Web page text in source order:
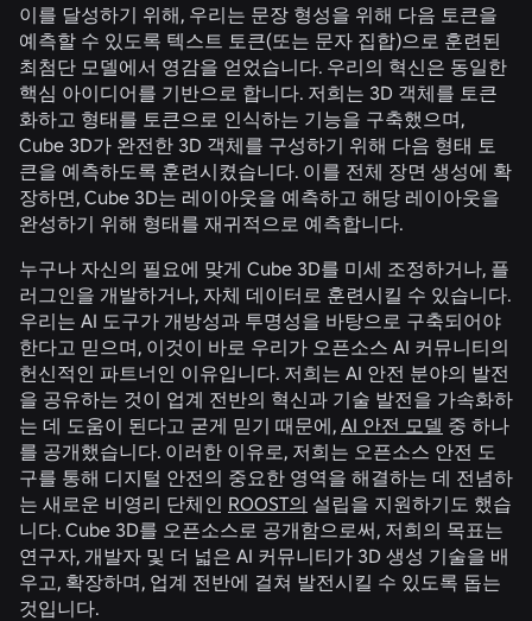
이를 달성하기 위해, 우리는 문장 형성을 위해 다음 토큰을
예측할 수 있도록 텍스트 토큰(또는 문자 집합)으로 훈련된
최첨단 모델에서 영감을 얻었습니다. 우리의 혁신은 동일한
핵심 아이디어를 기반으로 합니다. 저희는 3D 객체를 토큰
화하고 형태를 토큰으로 인식하는 기능을 구축했으며,
Cube 3D가 완전한 3D 객체를 구성하기 위해 다음 형태 토
큰을 예측하도록 훈련시켰습니다. 이를 전체 장면 생성에 확
장하면, Cube 3D는 레이아웃을 예측하고 해당 레이아웃을
완성하기 위해 형태를 재귀적으로 예측합니다.
누구나 자신의 필요에 맞게 Cube 3D를 미세 조정하거나, 플
러그인을 개발하거나, 자체 데이터로 훈련시킬 수 있습니다.
우리는 AI 도구가 개방성과 투명성을 바탕으로 구축되어야
한다고 믿으며, 이것이 바로 우리가 오픈소스 AI 커뮤니티의
헌신적인 파트너인 이유입니다. 저희는 AI 안전 분야의 발전
을 공유하는 것이 업계 전반의 혁신과 기술 발전을 가속화하
는 데 도움이 된다고 굳게 믿기 때문에, AI 안전 모델 중 하나
를 공개했습니다. 이러한 이유로, 저희는 오픈소스 안전 도
구를 통해 디지털 안전의 중요한 영역을 해결하는 데 전념하
는 새로운 비영리 단체인 ROOST의 설립을 지원하기도 했습
니다. Cube 3D를 오픈소스로 공개함으로써, 저희의 목표는
연구자, 개발자 및 더 넓은 AI 커뮤니티가 3D 생성 기술을 배
우고, 확장하며, 업계 전반에 걸쳐 발전시킬 수 있도록 돕는
것입니다.